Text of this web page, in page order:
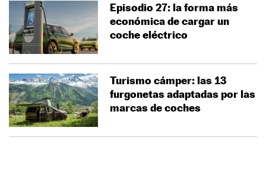
Episodio 27: la forma más
económica de cargar un
coche eléctrico
Turismo cámper: las 13
furgonetas adaptadas por las
marcas de coches